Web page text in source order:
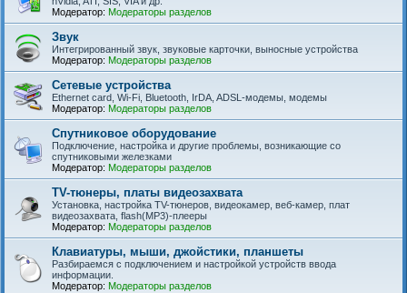
Модератор: Модераторы разделов
Звук
Интегрированный звук, звуковые карточки, выносные устройства
Модератор: Модераторы разделов
Сетевые устройства
Ethernet card, Wi-Fi, Bluetooth, IrDA, ADSL-модемы, модемы
Модератор: Модераторы разделов
Спутниковое оборудование
Подключение, настройка и другие проблемы, возникающие со
спутниковыми железками
Модератор: Модераторы разделов
TV-тюнеры, платы видеозахвата
Установка, настройка TV-тюнеров, видеокамер, веб-камер, плат
видеозахвата, flash(MP3)-плееры
Модератор: Модераторы разделов
Клавиатуры, мыши, джойстики, планшеты
Разбираемся с подключением и настройкой устройств ввода
информации.
Модератор: Модераторы разделов